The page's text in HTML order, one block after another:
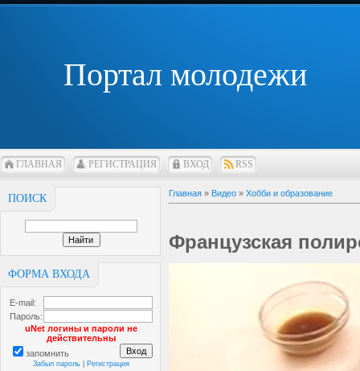
Портал молодежи
ГЛАВНАЯ РЕГИСТРАЦИЯ ВХОД RSS
ПОИСК
ФОРМА ВХОДА
E-mail:
Пароль:
uNet логины и пароли не
действительны
запомнить
Забыл пароль Регистрация
Главная » Видео » Хобби и образование
Французская